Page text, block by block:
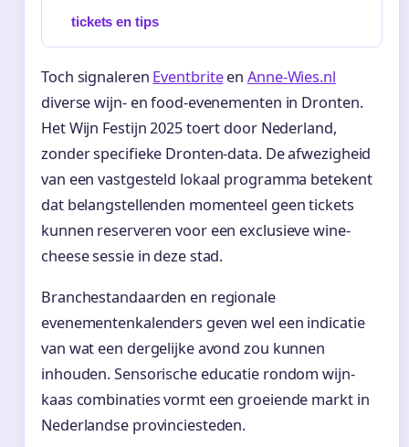
tickets en tips
Toch signaleren EventbriteenAnne-Wies.nl
diverse wijn- en food-evenementen in Dronten.
Het Wijn Festijn 2025 toert door Nederland,
zonder specifieke Dronten-data. De afwezigheid
van een vastgesteld lokaal programma betekent
dat belangstellenden momenteel geen tickets
kunnen reserveren voor een exclusieve wine-
cheese sessie in deze stad.
Branchestandaarden en regionale
evenementenkalenders geven wel een indicatie
van wat een dergelijke avond zou kunnen
inhouden. Sensorische educatie rondom wijn-
kaas combinaties vormt een groeiende markt in
Nederlandse provinciesteden.